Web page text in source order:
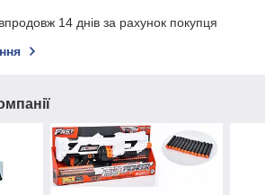
14 днів за рахунок покупця